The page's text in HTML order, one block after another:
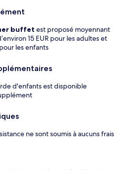
buffet est proposé moyennant
15 EUR pour les adultes et
les enfants
d'enfants est disponible
ne sont soumis à aucuns frais